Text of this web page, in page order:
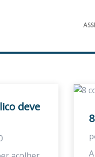
deve